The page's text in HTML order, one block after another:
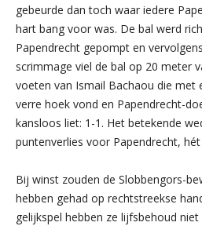
gebeurde dan toch waar iedere
hart bang voor was. De bal werd
Papendrecht gepompt en
scrimmage viel de bal op 20 meter
voeten van Ismail Bachaou die met
verre hoek vond en Papendrecht-
kansloos liet: 1-1. Het betekende
puntenverlies voor Papendrecht,
Bij winst zouden de Slobbengors-
hebben gehad op rechtstreekse
gelijkspel hebben ze lijfsbehoud